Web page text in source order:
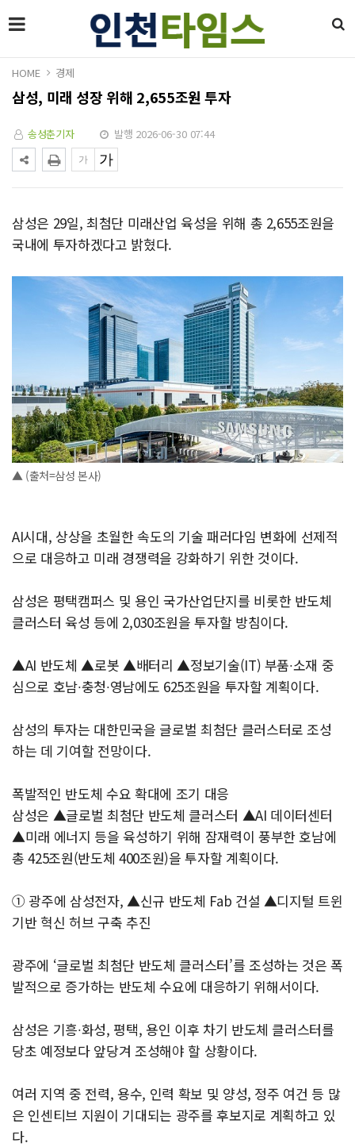
HOME 경제
삼성, 미래 성장 위해 2,655조원 투자
송성춘기자 발행 2026-06-30 07:44
삼성은 29일, 최첨단 미래산업 육성을 위해 총 2,655조원을
국내에 투자하겠다고 밝혔다.
▲ (출처=삼성 본사)
AI시대, 상상을 초월한 속도의 기술 패러다임 변화에 선제적
으로 대응하고 미래 경쟁력을 강화하기 위한 것이다.
삼성은 평택캠퍼스 및 용인 국가산업단지를 비롯한 반도체
클러스터 육성 등에 2,030조원을 투자할 방침이다.
▲AI 반도체 ▲로봇 ▲배터리 ▲정보기술(IT) 부품∙소재 중
심으로 호남∙충청∙영남에도 625조원을 투자할 계획이다.
삼성의 투자는 대한민국을 글로벌 최첨단 클러스터로 조성
하는 데 기여할 전망이다.
폭발적인 반도체 수요 확대에 조기 대응
삼성은 ▲글로벌 최첨단 반도체 클러스터 ▲AI 데이터센터
▲미래 에너지 등을 육성하기 위해 잠재력이 풍부한 호남에
총 425조원(반도체 400조원)을 투자할 계획이다.
① 광주에 삼성전자, ▲신규 반도체 Fab 건설 ▲디지털 트윈
기반 혁신 허브 구축 추진
광주에 ‘글로벌 최첨단 반도체 클러스터’를 조성하는 것은 폭
발적으로 증가하는 반도체 수요에 대응하기 위해서이다.
삼성은 기흥∙화성, 평택, 용인 이후 차기 반도체 클러스터를
당초 예정보다 앞당겨 조성해야 할 상황이다.
여러 지역 중 전력, 용수, 인력 확보 및 양성, 정주 여건 등 많
은 인센티브 지원이 기대되는 광주를 후보지로 계획하고 있
다.